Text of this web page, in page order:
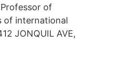
of
of international
JONQUIL AVE,